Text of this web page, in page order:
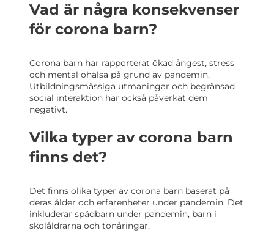
Vad är några konsekvenser
för corona barn?
Corona barn har rapporterat ökad ångest, stress
och mental ohälsa på grund av pandemin.
Utbildningsmässiga utmaningar och begränsad
social interaktion har också påverkat dem
negativt.
Vilka typer av corona barn
finns det?
Det finns olika typer av corona barn baserat på
deras ålder och erfarenheter under pandemin. Det
inkluderar spädbarn under pandemin, barn i
skolåldrarna och tonåringar.